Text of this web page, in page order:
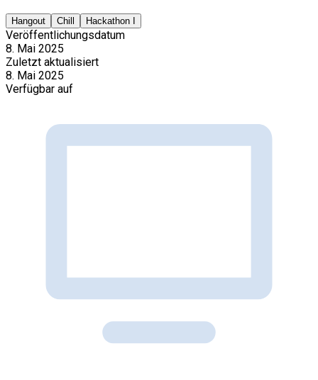
Hangout Chill Hackathon I
Veröffentlichungsdatum
8. Mai 2025
Zuletzt aktualisiert
8. Mai 2025
Verfügbar auf